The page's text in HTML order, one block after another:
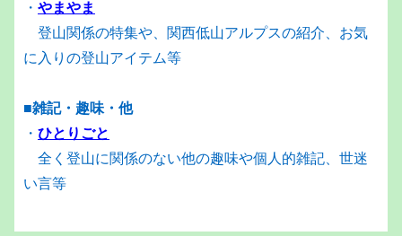
・ やまやま
登山関係の特集や、関西低山アルプスの紹介、お気
に入りの登山アイテム等
■雑記・趣味・他
・ ひとりごと
全く登山に関係のない他の趣味や個人的雑記、世迷
い言等